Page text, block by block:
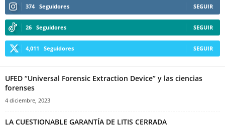
374 Seguidores SEGUIR
26 Seguidores SEGUIR
4,011 Seguidores SEGUIR
UFED “Universal Forensic Extraction Device” y las ciencias
forenses
4 diciembre, 2023
LA CUESTIONABLE GARANTÍA DE LITIS CERRADA